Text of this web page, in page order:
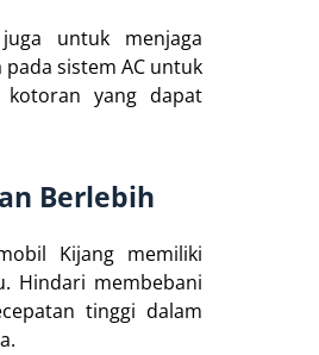
untuk menjaga
sistem AC untuk
kotoran yang dapat
Berlebih
Kijang memiliki
Hindari membebani
tinggi dalam